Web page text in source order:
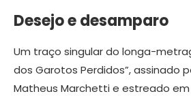
Desejo e desamparo
Um traço singular do longa-
dos Garotos Perdidos”, assinado
Matheus Marchetti e estreado em